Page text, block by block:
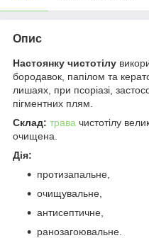
Опис
Настоянку чистотілу
бородавок, папілом та
лишаях, при псоріазі,
пігментних плям.
Склад: трава чистотілу
очищена.
Дія:
протизапальне,
очищувальне,
антисептичне,
ранозагоювальне.